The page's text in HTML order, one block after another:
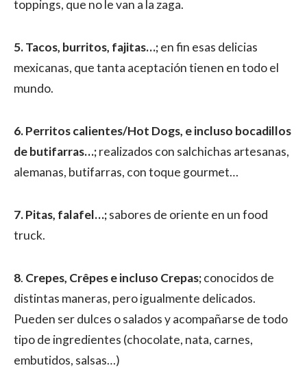
toppings, que no le van a la zaga.
5. Tacos, burritos, fajitas…;en fin esas delicias
mexicanas, que tanta aceptación tienen en todo el
mundo.
6. Perritos calientes/Hot Dogs, e incluso bocadillos
de butifarras…;realizados con salchichas artesanas,
alemanas, butifarras, con toque gourmet…
7. Pitas, falafel…;sabores de oriente en un food
truck.
8. Crepes, Crêpes e incluso Crepas;conocidos de
distintas maneras, pero igualmente delicados.
Pueden ser dulces o salados y acompañarse de todo
tipo de ingredientes (chocolate, nata, carnes,
embutidos, salsas…)